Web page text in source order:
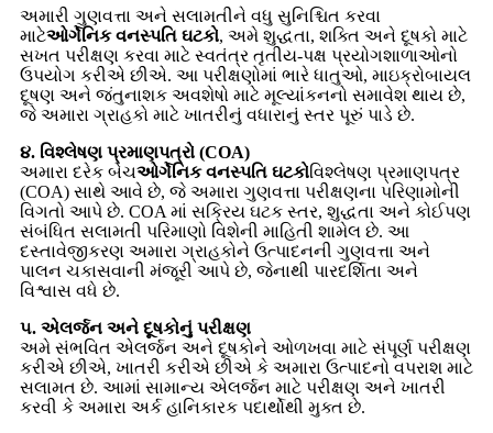
અમારી ગુણવત્તા અને સલામતીને વધુ સુનિશ્ચિત કરવા
માટેઓર્ગેનિક વનસ્પતિ ઘટકો, અમે શુદ્ધતા, શક્તિ અને દૂષકો માટે
સખત પરીક્ષણ કરવા માટે સ્વતંત્ર તૃતીય-પક્ષ પ્રયોગશાળાઓનો
ઉપયોગ કરીએ છીએ. આ પરીક્ષણોમાં ભારે ધાતુઓ, માઇક્રોબાયલ
દૂષણ અને જંતુનાશક અવશેષો માટે મૂલ્યાંકનનો સમાવેશ થાય છે,
જે અમારા ગ્રાહકો માટે ખાતરીનું વધારાનું સ્તર પૂરું પાડે છે.
૪. વિશ્લેષણ પ્રમાણપત્રો (COA)
અમારા દરેક બેચઓર્ગેનિક વનસ્પતિ ઘટકોવિશ્લેષણ પ્રમાણપત્ર
(COA) સાથે આવે છે, જે અમારા ગુણવત્તા પરીક્ષણના પરિણામોની
વિગતો આપે છે. COA માં સક્રિય ઘટક સ્તર, શુદ્ધતા અને કોઈપણ
સંબંધિત સલામતી પરિમાણો વિશેની માહિતી શામેલ છે. આ
દસ્તાવેજીકરણ અમારા ગ્રાહકોને ઉત્પાદનની ગુણવત્તા અને
પાલન ચકાસવાની મંજૂરી આપે છે, જેનાથી પારદર્શિતા અને
વિશ્વાસ વધે છે.
૫. એલર્જન અને દૂષકોનું પરીક્ષણ
અમે સંભવિત એલર્જન અને દૂષકોને ઓળખવા માટે સંપૂર્ણ પરીક્ષણ
કરીએ છીએ, ખાતરી કરીએ છીએ કે અમારા ઉત્પાદનો વપરાશ માટે
સલામત છે. આમાં સામાન્ય એલર્જન માટે પરીક્ષણ અને ખાતરી
કરવી કે અમારા અર્ક હાનિકારક પદાર્થોથી મુક્ત છે.